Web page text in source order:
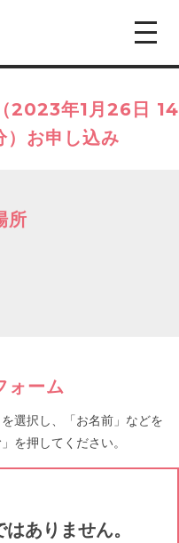
2023年1月26日 14
お申し込み
所
ォーム
選択し、「お名前」などを
を押してください。
ありません。